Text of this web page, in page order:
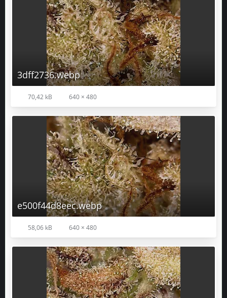
3dff2736.webp
70,42 kB 640 × 480
e500f44d8eec.webp
58,06 kB 640 × 480